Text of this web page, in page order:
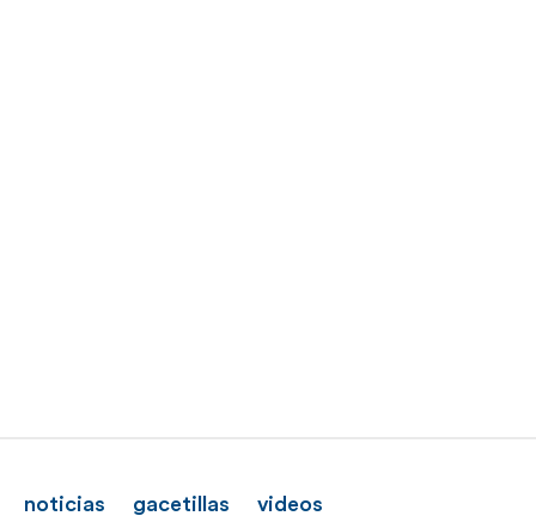
noticias gacetillas videos